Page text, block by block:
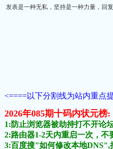
发表是一种无私，坚持是一种力量，回
<====以下分割线为站内重点
2026年085期十码内状元
1:防止浏览器被劫持打不开论
2:路由器1-2天内重启一次，不
3:百度搜"如何修改本地DNS",